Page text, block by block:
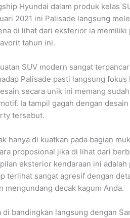
Hyundai dalam produk kelas
2021 ini Palisade langsung
di lihat dari eksterior ia
tahun ini.
SUV modern sangat
Palisade pasti langsung
secara unik ini memang
Ia tampil gagah dengan
tersebut.
hanya di kuatkan pada bagian
proposional jika di lihat dari
eksterior kendaraan ini
terlihat sangat agresif dengan
mengundang decak kagum Anda.
di bandingkan langsung dengan